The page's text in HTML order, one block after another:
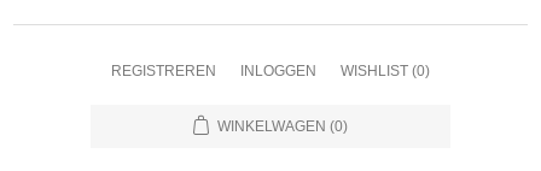
REGISTREREN INLOGGEN WISHLIST (0)
WINKELWAGEN (0)